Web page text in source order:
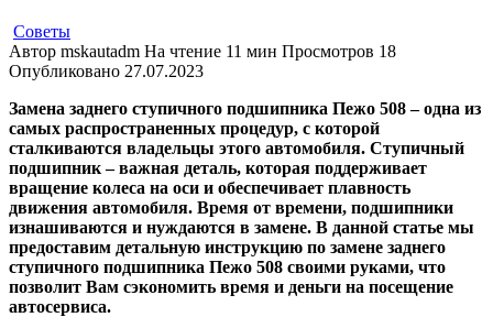
Советы
Автор mskautadm На чтение 11 мин Просмотров 18
Опубликовано 27.07.2023
Замена заднего ступичного подшипника Пежо 508 – одна из
самых распространенных процедур, с которой
сталкиваются владельцы этого автомобиля. Ступичный
подшипник – важная деталь, которая поддерживает
вращение колеса на оси и обеспечивает плавность
движения автомобиля. Время от времени, подшипники
изнашиваются и нуждаются в замене. В данной статье мы
предоставим детальную инструкцию по замене заднего
ступичного подшипника Пежо 508 своими руками, что
позволит Вам сэкономить время и деньги на посещение
автосервиса.